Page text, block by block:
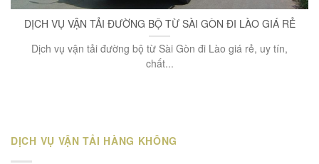
DỊCH VỤ VẬN TẢI ĐƯỜNG BỘ TỪ SÀI GÒN ĐI LÀO GIÁ RẺ
Dịch vụ vận tải đường bộ từ Sài Gòn đi Lào giá rẻ, uy tín,
chất...
DỊCH VỤ VẬN TẢI HÀNG KHÔNG